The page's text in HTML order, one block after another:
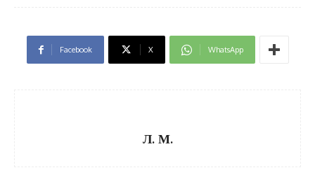
Facebook X WhatsApp
Л. М.